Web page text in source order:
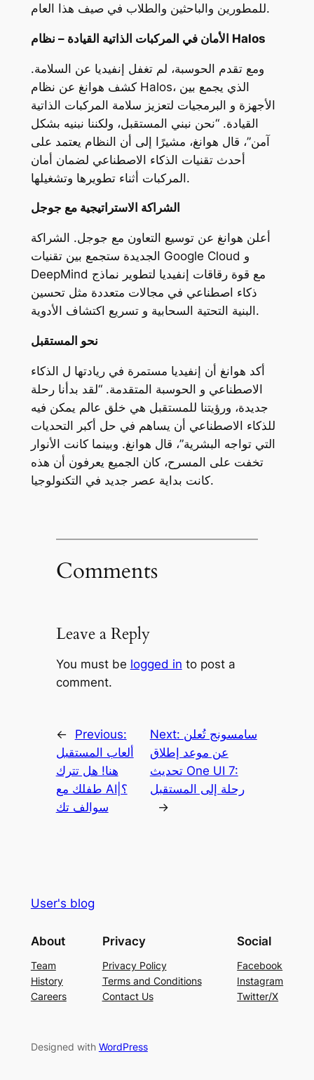
للمطورين والباحثين والطلاب في صيف هذا العام.
الأمان في المركبات الذاتية القيادة – نظام Halos
ومع تقدم الحوسبة، لم تغفل إنفيديا عن السلامة.
كشف هوانغ عن نظام Halos، الذي يجمع بين
الأجهزة و البرمجيات لتعزيز سلامة المركبات الذاتية
القيادة. “نحن نبني المستقبل، ولكننا نبنيه بشكل
آمن”، قال هوانغ، مشيرًا إلى أن النظام يعتمد على
أحدث تقنيات الذكاء الاصطناعي لضمان أمان
المركبات أثناء تطويرها وتشغيلها.
الشراكة الاستراتيجية مع جوجل
أعلن هوانغ عن توسيع التعاون مع جوجل. الشراكة
الجديدة ستجمع بين تقنيات Google Cloud و
DeepMind مع قوة رقاقات إنفيديا لتطوير نماذج
ذكاء اصطناعي في مجالات متعددة مثل تحسين
البنية التحتية السحابية و تسريع اكتشاف الأدوية.
نحو المستقبل
أكد هوانغ أن إنفيديا مستمرة في ريادتها ل الذكاء
الاصطناعي و الحوسبة المتقدمة. “لقد بدأنا رحلة
جديدة، ورؤيتنا للمستقبل هي خلق عالم يمكن فيه
للذكاء الاصطناعي أن يساهم في حل أكبر التحديات
التي تواجه البشرية”، قال هوانغ. وبينما كانت الأنوار
تخفت على المسرح، كان الجميع يعرفون أن هذه
كانت بداية عصر جديد في التكنولوجيا.
Comments
Leave a Reply
You must be logged in to post a
comment.
←
Previous:
ألعاب المستقبل
هنا! هل تترك
طفلك مع AI؟|
سوالف تك
Next: سامسونج تُعلن
عن موعد إطلاق
تحديث One UI 7:
رحلة إلى المستقبل
→
User's blog
About
Team
History
Careers
Privacy
Privacy Policy
Terms and Conditions
Contact Us
Social
Facebook
Instagram
Twitter/X
Designed with WordPress